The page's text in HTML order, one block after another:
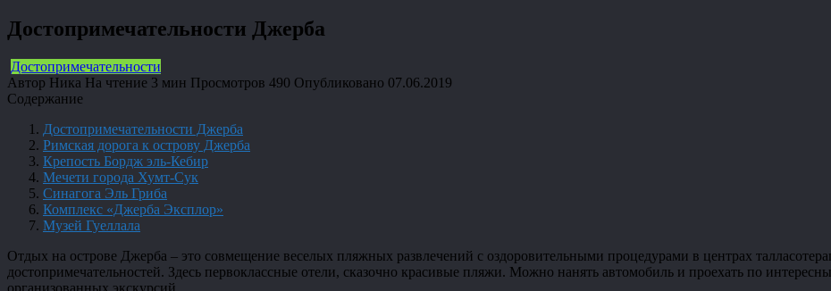
Достопримечательности Джерба
Достопримечательности
Автор Ника На чтение 3 мин Просмотров 490 Опубликовано 07.06.2019
Содержание
Достопримечательности Джерба
Римская дорога к острову Джерба
Крепость Бордж эль-Кебир
Мечети города Хумт-Сук
Синагога Эль Гриба
Комплекс «Джерба Эксплор»
Музей Гуеллала
Отдых на острове Джерба – это совмещение веселых пляжных развлечений с оздоровительными процедурами в центрах
достопримечательностей. Здесь первоклассные отели, сказочно красивые пляжи. Можно нанять автомобиль и проехать по
организованных экскурсий.